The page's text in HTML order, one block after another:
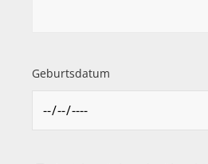
Geburtsdatum